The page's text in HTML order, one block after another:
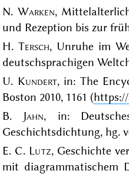
N. Warken,
und Rezeption bis zur
H.Tersch, Unruhe im
deutschsprachigen
U. Kundert, in: The
Boston 2010, 1161 (
B. Jahn, in:
Geschichtsdichtung, hg.
E. C. Lutz, Geschichte
mit diagrammatischem